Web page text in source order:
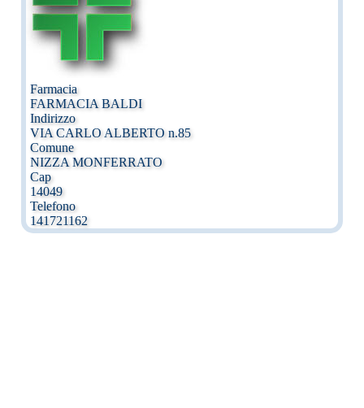
Farmacia
FARMACIA BALDI
Indirizzo
VIA CARLO ALBERTO n.85
Comune
NIZZA MONFERRATO
Cap
14049
Telefono
141721162